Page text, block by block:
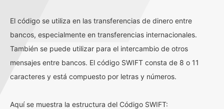
El código se utiliza en las transferencias de dinero entre
bancos, especialmente en transferencias internacionales.
También se puede utilizar para el intercambio de otros
mensajes entre bancos. El código SWIFT consta de 8 o 11
caracteres y está compuesto por letras y números.
Aquí se muestra la estructura del Código SWIFT: